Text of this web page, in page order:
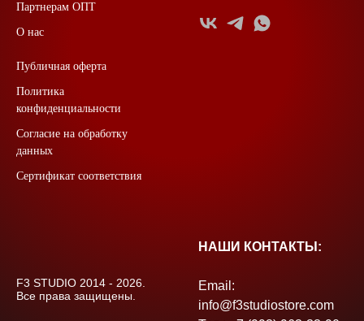
Партнерам ОПТ
О нас
Публичная оферта
Политика
конфиденциальности
Согласие на обработку
данных
Сертификат соответствия
F3 STUDIO 2014 - 2026.
Все права защищены.
НАШИ КОНТАКТЫ:
Email:
info@f3studiostore.com